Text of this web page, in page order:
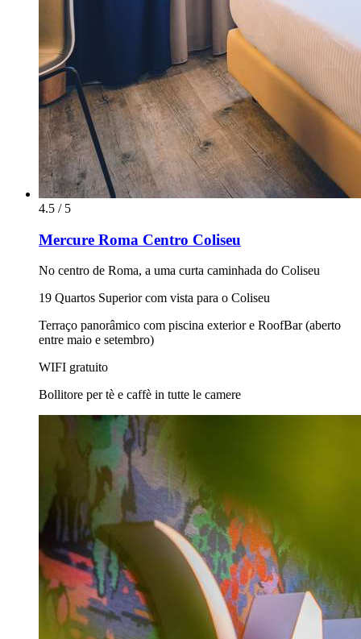
4.5 / 5
Mercure Roma Centro Coliseu
No centro de Roma, a uma curta caminhada do Coliseu
19 Quartos Superior com vista para o Coliseu
Terraço panorâmico com piscina exterior e RoofBar (aberto
entre maio e setembro)
WIFI gratuito
Bollitore per tè e caffè in tutte le camere